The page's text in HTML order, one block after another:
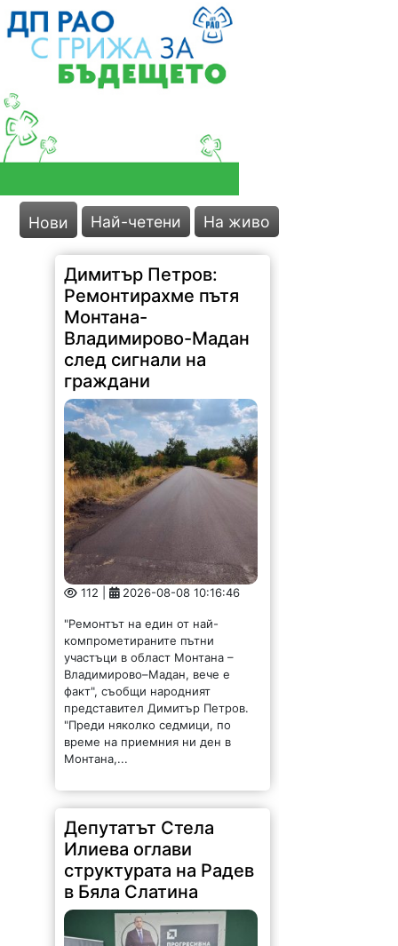
Нови Най-четени На живо
Димитър Петров:
Ремонтирахме пътя
Монтана-
Владимирово-Мадан
след сигнали на
граждани
112 | 2026-08-08 10:16:46
"Ремонтът на един от най-
компрометираните пътни
участъци в област Монтана –
Владимирово–Мадан, вече е
факт", съобщи народният
представител Димитър Петров.
"Преди няколко седмици, по
време на приемния ни ден в
Монтана,...
Депутатът Стела
Илиева оглави
структурата на Радев
в Бяла Слатина